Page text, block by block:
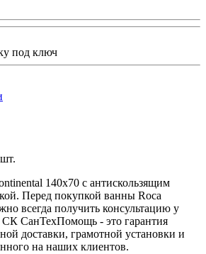
под ключ
140x70 с антискользящим
Перед покупкой ванны Roca
всегда получить консультацию у
СанТехПомощь - это гарантия
доставки, грамотной установки и
на наших клиентов.